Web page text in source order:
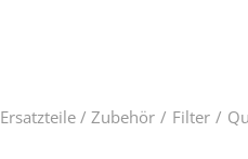
Ersatzteile / Zubehör Filter